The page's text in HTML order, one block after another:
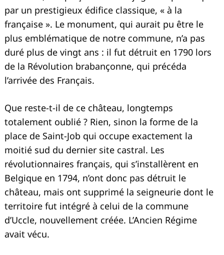
par un prestigieux édifice classique, « à la
française ». Le monument, qui aurait pu être le
plus emblématique de notre commune, n’a pas
duré plus de vingt ans : il fut détruit en 1790 lors
de la Révolution brabançonne, qui précéda
l’arrivée des Français.
Que reste-t-il de ce château, longtemps
totalement oublié ? Rien, sinon la forme de la
place de Saint-Job qui occupe exactement la
moitié sud du dernier site castral. Les
révolutionnaires français, qui s’installèrent en
Belgique en 1794, n’ont donc pas détruit le
château, mais ont supprimé la seigneurie dont le
territoire fut intégré à celui de la commune
d’Uccle, nouvellement créée. L’Ancien Régime
avait vécu.